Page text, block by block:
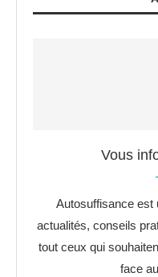
Vous
Autosuffisance est
actualités, conseils
tout ceux qui
face